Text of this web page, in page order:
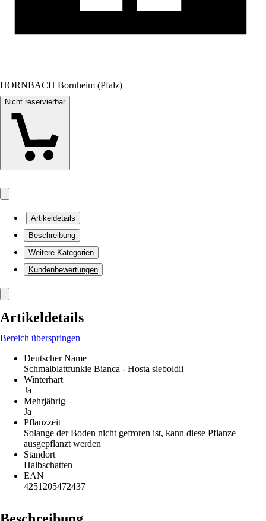
HORNBACH Bornheim (Pfalz)
Nicht reservierbar
Artikeldetails
Beschreibung
Weitere Kategorien
Kundenbewertungen
Artikeldetails
Bereich überspringen
Deutscher Name
Schmalblattfunkie Bianca - Hosta sieboldii
Winterhart
Ja
Mehrjährig
Ja
Pflanzzeit
Solange der Boden nicht gefroren ist, kann diese Pflanze
ausgepflanzt werden
Standort
Halbschatten
EAN
4251205472437